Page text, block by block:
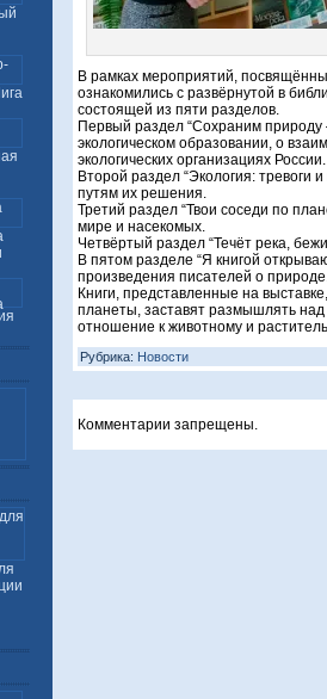
В рамках мероприятий,
ознакомились с развёрнутой в
состоящей из пяти разделов.
Первый раздел “Сохраним природу
экологическом образовании, о
экологических организациях России.
Второй раздел “Экология: тревоги
путям их решения.
Третий раздел “Твои соседи по
мире и насекомых.
Четвёртый раздел “Течёт река,
В пятом разделе “Я книгой
произведения писателей о
Книги, представленные на
планеты, заставят размышлять
отношение к животному и
Рубрика: Новости
Комментарии запрещены.